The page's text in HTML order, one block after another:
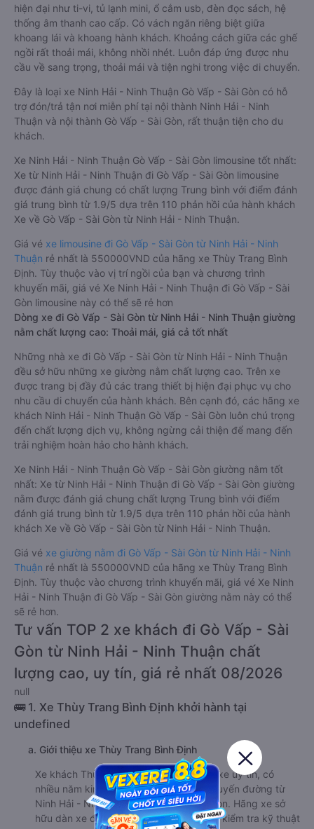
hiện đại như ti-vi, tủ lạnh mini, ổ cắm usb, đèn đọc sách, hệ
thống âm thanh cao cấp. Có vách ngăn riêng biệt giữa
khoang lái và khoang hành khách. Khoảng cách giữa các ghế
ngồi rất thoải mái, không nhồi nhét. Luôn đáp ứng được nhu
cầu về sang trọng, thoải mái và tiện nghi trong việc di chuyển.
Đây là loại xe Ninh Hải - Ninh Thuận Gò Vấp - Sài Gòn có hỗ
trợ đón/trả tận nơi miễn phí tại nội thành Ninh Hải - Ninh
Thuận và nội thành Gò Vấp - Sài Gòn, rất thuận tiện cho du
khách.
Xe Ninh Hải - Ninh Thuận Gò Vấp - Sài Gòn limousine tốt nhất:
Xe từ Ninh Hải - Ninh Thuận đi Gò Vấp - Sài Gòn limousine
được đánh giá chung có chất lượng Trung bình với điểm đánh
giá trung bình từ 1.9/5 dựa trên 110 phản hồi của hành khách
Xe về Gò Vấp - Sài Gòn từ Ninh Hải - Ninh Thuận.
Giá vé xe limousine đi Gò Vấp - Sài Gòn từ Ninh Hải - Ninh
Thuận rẻ nhất là 550000VND của hãng xe Thùy Trang Bình
Định. Tùy thuộc vào vị trí ngồi của bạn và chương trình
khuyến mãi, giá vé Xe Ninh Hải - Ninh Thuận đi Gò Vấp - Sài
Gòn limousine này có thể sẽ rẻ hơn
Dòng xe đi Gò Vấp - Sài Gòn từ Ninh Hải - Ninh Thuận giường
nằm chất lượng cao: Thoải mái, giá cả tốt nhất
Những nhà xe đi Gò Vấp - Sài Gòn từ Ninh Hải - Ninh Thuận
đều sở hữu những xe giường nằm chất lượng cao. Trên xe
được trang bị đầy đủ các trang thiết bị hiện đại phục vụ cho
nhu cầu di chuyển của hành khách. Bên cạnh đó, các hãng xe
khách Ninh Hải - Ninh Thuận Gò Vấp - Sài Gòn luôn chú trọng
đến chất lượng dịch vụ, không ngừng cải thiện để mang đến
trải nghiệm hoàn hảo cho hành khách.
Xe Ninh Hải - Ninh Thuận Gò Vấp - Sài Gòn giường nằm tốt
nhất: Xe từ Ninh Hải - Ninh Thuận đi Gò Vấp - Sài Gòn giường
nằm được đánh giá chung chất lượng Trung bình với điểm
đánh giá trung bình từ 1.9/5 dựa trên 110 phản hồi của hành
khách Xe về Gò Vấp - Sài Gòn từ Ninh Hải - Ninh Thuận.
Giá vé xe giường nằm đi Gò Vấp - Sài Gòn từ Ninh Hải - Ninh
Thuận rẻ nhất là 550000VND của hãng xe Thùy Trang Bình
Định. Tùy thuộc vào chương trình khuyến mãi, giá vé Xe Ninh
Hải - Ninh Thuận đi Gò Vấp - Sài Gòn giường nằm này có thể
sẽ rẻ hơn.
Tư vấn TOP 2 xe khách đi Gò Vấp - Sài
Gòn từ Ninh Hải - Ninh Thuận chất
lượng cao, uy tín, giá rẻ nhất 08/2026
null
🚌 1. Xe Thùy Trang Bình Định khởi hành tại
undefined
a. Giới thiệu xe Thùy Trang Bình Định
Xe khách Thùy Trang Bình Định là hãng xe uy tín, có
nhiều năm kinh nghiệm hoạt động trên tuyến đường từ
Ninh Hải - Ninh Thuận đi Gò Vấp - Sài Gòn. Hãng xe sở
hữu dàn xe đời mới, được bảo dưỡng và kiểm tra kỹ thuật